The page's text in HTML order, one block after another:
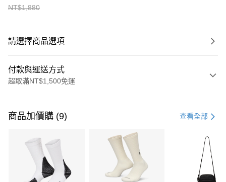
NT$1,880
請選擇商品選項
付款與運送方式
超取滿NT$1,500免運
信用卡一次付款
3 期 0 利率 每期 21家銀行
合作金庫商業銀行
第一商業銀行
華南商業銀行
彰化商業銀行
商品加價購 (9) 查看全部